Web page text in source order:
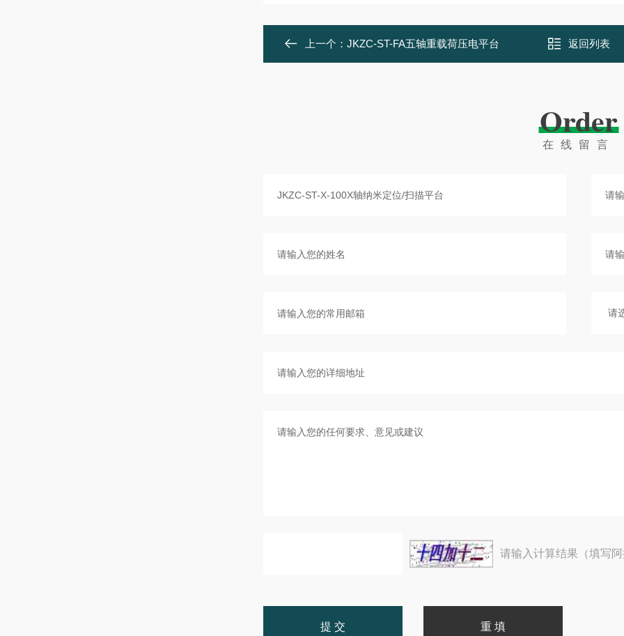
上一个： JKZC-ST-FA五轴重载荷压电平台 返回列表
Order
在线留言
请输入计算结果（填写